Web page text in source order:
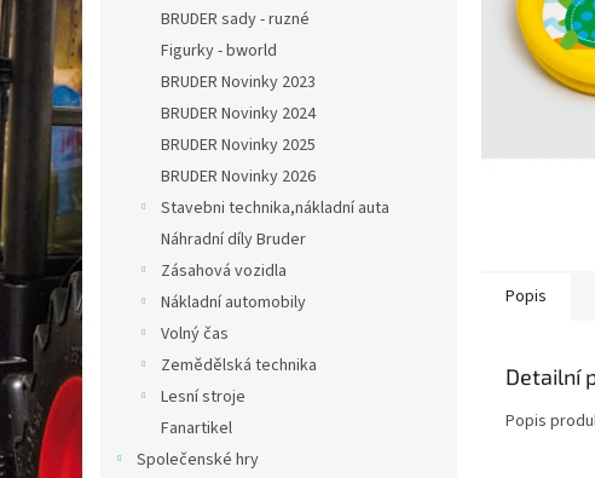
BRUDER sady - ruzné
Figurky - bworld
BRUDER Novinky 2023
BRUDER Novinky 2024
BRUDER Novinky 2025
BRUDER Novinky 2026
Stavebni technika,nákladní auta
Náhradní díly Bruder
Zásahová vozidla
Nákladní automobily
Volný čas
Zemědělská technika
Lesní stroje
Fanartikel
Společenské hry
Popis
Detailní
Popis